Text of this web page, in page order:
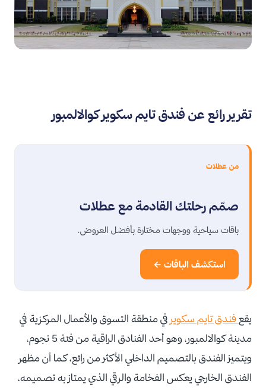
تقرير رائع عن فندق تايم سكوير كوالالمبور
من عطلات
صمّم رحلتك القادمة مع عطلات
باقات سياحية ووجهات مختارة بأفضل العروض.
استكشف الباقات ←
يقعفندق تايم سكوير في منطقة التسوق والأعمال المركزية في
مدينة كوالالمبور، وهو أحد الفنادق الراقية من فئة 5 نجوم،
ويتميز الفندق بالتصميم الداخلي الأكثر من رائع، كما أن مظهر
الفندق الخارجي يعكس الفخامة والرقي الذي يمتاز به تصميمه،